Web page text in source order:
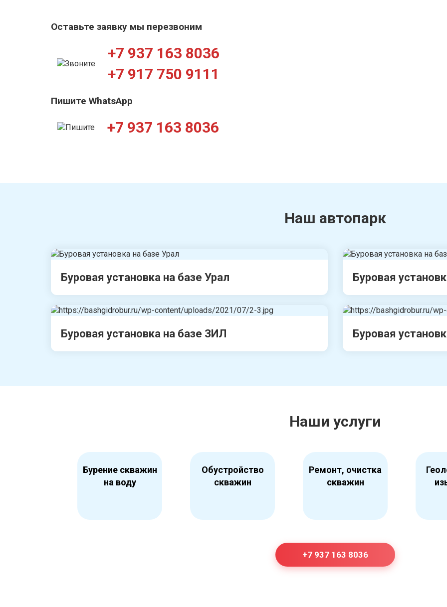
Оставьте заявку мы перезвоним
+7 937 163 8036
+7 917 750 9111
Пишите WhatsApp
+7 937 163 8036
Наш автопарк
Буровая установка на базе Урал Буровая
Буровая установка на базе ЗИЛ Буровая
Наши услуги
Бурение скважин
на воду
Обустройство
скважин
Ремонт, очистка
скважин
+7 937 163 8036